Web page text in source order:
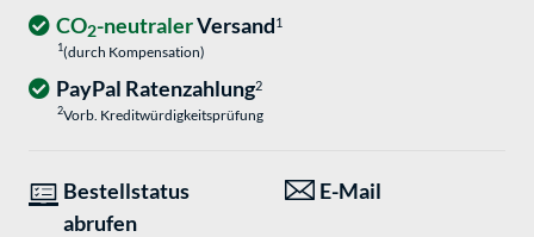
CO2-neutralerVersand1
1(durch Kompensation)
PayPal Ratenzahlung2
2Vorb. Kreditwürdigkeitsprüfung
Bestellstatus
abrufen
E-Mail